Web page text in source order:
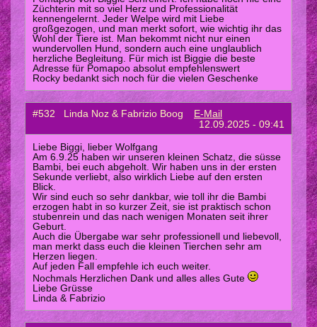
Züchterin mit so viel Herz und Professionalität
kennengelernt. Jeder Welpe wird mit Liebe
großgezogen, und man merkt sofort, wie wichtig ihr das
Wohl der Tiere ist. Man bekommt nicht nur einen
wundervollen Hund, sondern auch eine unglaublich
herzliche Begleitung. Für mich ist Biggie die beste
Adresse für Pomapoo absolut empfehlenswert
Rocky bedankt sich noch für die vielen Geschenke
#532 Linda Noz & Fabrizio Boog
E-Mail
12.09.2025 - 09:41
Liebe Biggi, lieber Wolfgang
Am 6.9.25 haben wir unseren kleinen Schatz, die süsse
Bambi, bei euch abgeholt. Wir haben uns in der ersten
Sekunde verliebt, also wirklich Liebe auf den ersten
Blick.
Wir sind euch so sehr dankbar, wie toll ihr die Bambi
erzogen habt in so kurzer Zeit, sie ist praktisch schon
stubenrein und das nach wenigen Monaten seit ihrer
Geburt.
Auch die Übergabe war sehr professionell und liebevoll,
man merkt dass euch die kleinen Tierchen sehr am
Herzen liegen.
Auf jeden Fall empfehle ich euch weiter.
Nochmals Herzlichen Dank und alles alles Gute
Liebe Grüsse
Linda & Fabrizio